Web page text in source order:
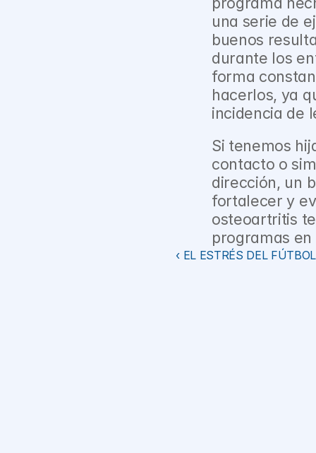
una serie de
buenos
durante los
forma
hacerlos, ya
incidencia de
Si tenemos
contacto o
dirección, un
fortalecer y
osteoartritis
programas
‹ EL ESTRÉS DEL FÚTBOL